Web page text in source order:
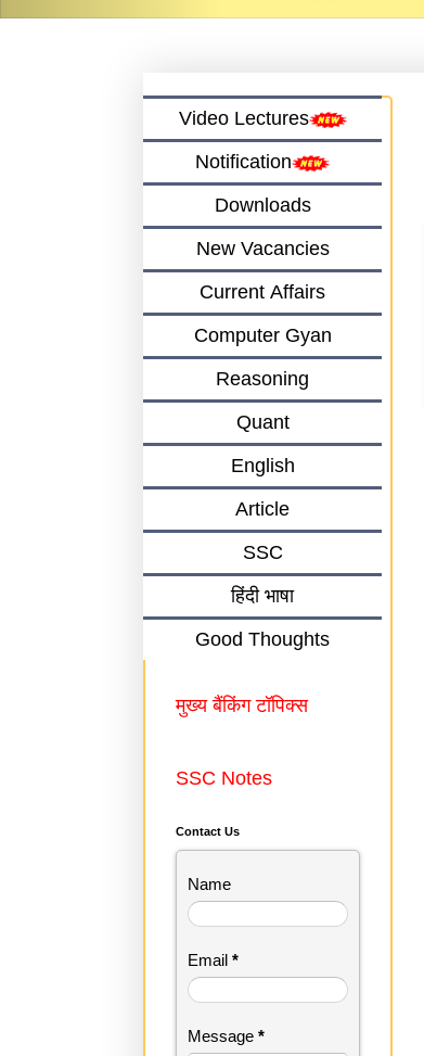
Video Lectures
Notification
Downloads
New Vacancies
Current Affairs
Computer Gyan
Reasoning
Quant
English
Article
SSC
हिंदी भाषा
Good Thoughts
मुख्य बैंकिंग टॉपिक्स
SSC Notes
Contact Us
Name
Email *
Message *